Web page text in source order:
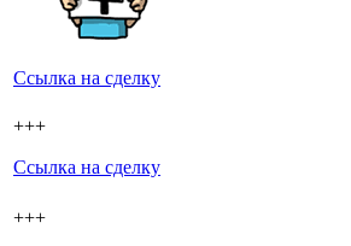
Ссылка на сделку
+++
Ссылка на сделку
+++